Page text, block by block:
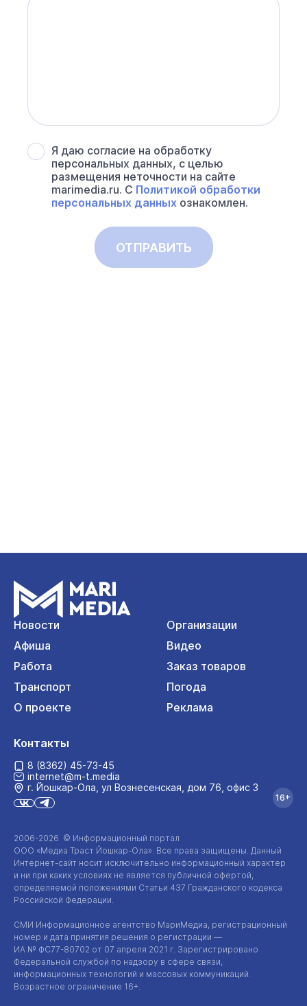
Я даю согласие на обработку
персональных данных, с целью
размещения неточности на сайте
marimedia.ru. С Политикой обработки
персональных данных ознакомлен.
ОТПРАВИТЬ
Новости
Организации
Афиша
Видео
Работа
Заказ товаров
Транспорт
Погода
О проекте
Реклама
2006-2026 © Информационный портал
ООО «Медиа Траст Йошкар-Ола». Все права защищены. Данный
Интернет-сайт носит исключительно информационный характер
и ни при каких условиях не является публичной офертой,
определяемой положениями Статьи 437 Гражданского кодекса
Российской Федерации.
СМИ Информационное агентство МариМедиа, регистрационный
номер и дата принятия решения о регистрации —
ИА № ФС77-80702 от 07 апреля 2021 г. Зарегистрировано
Федеральной службой по надзору в сфере связи,
информационных технологий и массовых коммуникаций.
Возрастное ограничение 16+.
Контакты
8 (8362) 45-73-45
internet@m-t.media
г. Йошкар‑Ола, ул Вознесенская, дом 76, офис 3
16+